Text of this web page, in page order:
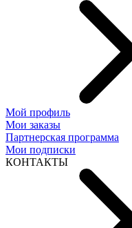
Мой профиль
Мои заказы
Партнерская программа
Мои подписки
КОНТАКТЫ